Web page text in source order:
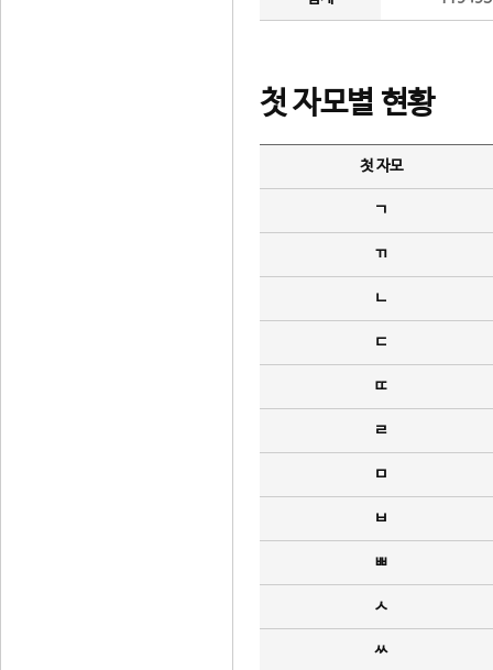
첫 자모별 현황
첫 자모
ㄱ
ㄲ
ㄴ
ㄷ
ㄸ
ㄹ
ㅁ
ㅂ
ㅃ
ㅅ
ㅆ